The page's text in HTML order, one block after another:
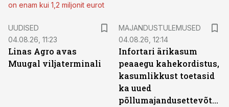
on enam kui 1,2 miljonit eurot
UUDISED
04.08.26, 11:23
Linas Agro avas
Muugal viljaterminali
MAJANDUSTULEMUSED
04.08.26, 12:14
Infortari ärikasum
peaaegu kahekordistus,
kasumlikkust toetasid
ka uued
põllumajandusettevõtted